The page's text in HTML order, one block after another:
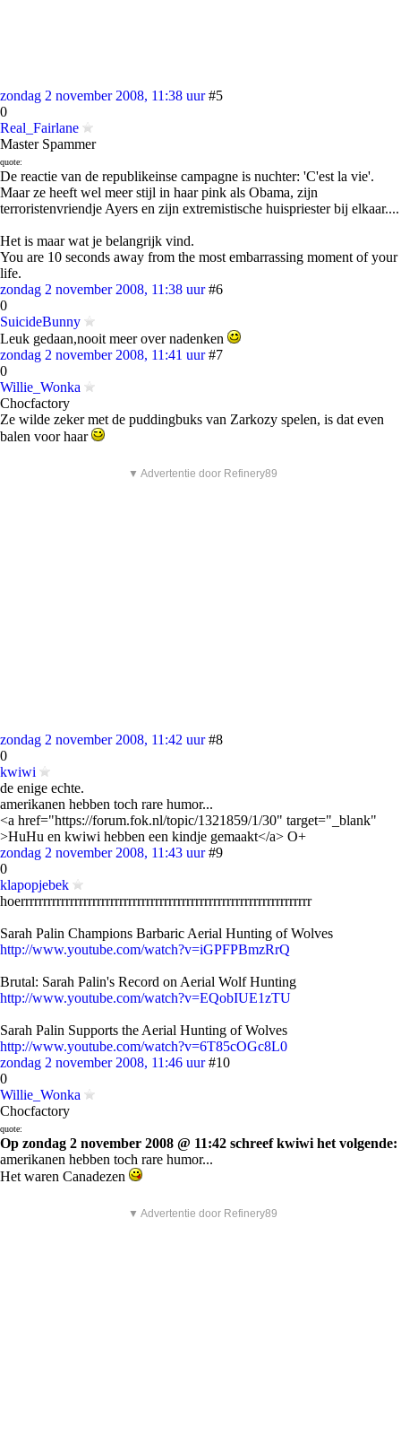
zondag 2 november 2008, 11:38 uur #5
0
Real_Fairlane
Master Spammer
quote:
De reactie van de republikeinse campagne is nuchter: 'C'est la vie'.
Maar ze heeft wel meer stijl in haar pink als Obama, zijn
terroristenvriendje Ayers en zijn extremistische huispriester bij elkaar....
Het is maar wat je belangrijk vind.
You are 10 seconds away from the most embarrassing moment of your
life.
zondag 2 november 2008, 11:38 uur #6
0
SuicideBunny
Leuk gedaan,nooit meer over nadenken
zondag 2 november 2008, 11:41 uur #7
0
Willie_Wonka
Chocfactory
Ze wilde zeker met de puddingbuks van Zarkozy spelen, is dat even
balen voor haar
▼ Advertentie door Refinery89
zondag 2 november 2008, 11:42 uur #8
0
kwiwi
de enige echte.
amerikanen hebben toch rare humor...
<a href="https://forum.fok.nl/topic/1321859/1/30" target="_blank"
>HuHu en kwiwi hebben een kindje gemaakt</a> O+
zondag 2 november 2008, 11:43 uur #9
0
klapopjebek
hoerrrrrrrrrrrrrrrrrrrrrrrrrrrrrrrrrrrrrrrrrrrrrrrrrrrrrrrrrrrrrrrrr
Sarah Palin Champions Barbaric Aerial Hunting of Wolves
http://www.youtube.com/watch?v=iGPFPBmzRrQ
Brutal: Sarah Palin's Record on Aerial Wolf Hunting
http://www.youtube.com/watch?v=EQobIUE1zTU
Sarah Palin Supports the Aerial Hunting of Wolves
http://www.youtube.com/watch?v=6T85cOGc8L0
zondag 2 november 2008, 11:46 uur #10
0
Willie_Wonka
Chocfactory
quote:
Op zondag 2 november 2008 @ 11:42 schreef kwiwi het volgende:
amerikanen hebben toch rare humor...
Het waren Canadezen
▼ Advertentie door Refinery89